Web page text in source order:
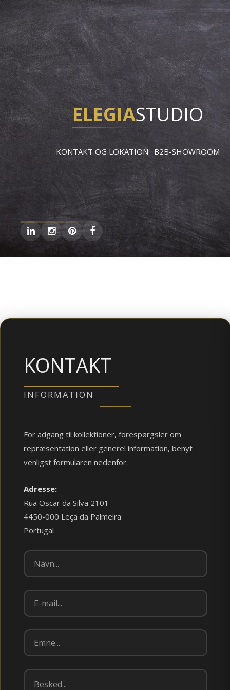
ELEGIASTUDIO
KONTAKT OG LOKATION · B2B-SHOWROOM
KONTAKT
INFORMATION
For adgang til kollektioner, forespørgsler om
repræsentation eller generel information, benyt
venligst formularen nedenfor.
Adresse:
Rua Oscar da Silva 2101
4450-000 Leça da Palmeira
Portugal